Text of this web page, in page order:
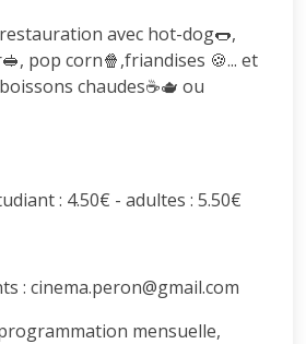
avec hot-dog🌭,
pop corn🍿,friandises 🍪... et
chaudes☕🫖 ou
: 4.50€ - adultes : 5.50€
: cinema.peron@gmail.com
mensuelle,